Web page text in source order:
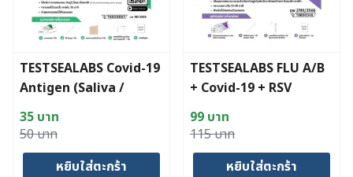
TESTSEALABS Covid-19
Antigen (Saliva /
Nasal)
50บาท
Original
price
35 บาท
Current
price
หยิบใส่ตะกร้า
TESTSEALABS FLU A/B
+ Covid-19 + RSV
Antigen (Nasal)
115บาท
Original
price
99 บาท
Current
price
หยิบใส่ตะกร้า